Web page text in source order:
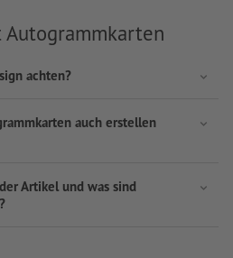
Autogrammkarten
achten?
auch erstellen
Artikel und was sind